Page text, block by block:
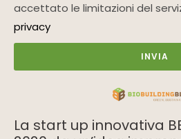
accettato le limitazioni del
privacy
INVIA
La start up innovativa